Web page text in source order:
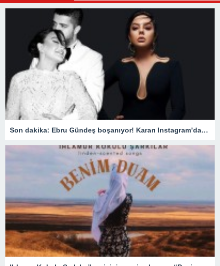
Son dakika: Ebru Gündeş boşanıyor! Kararı Instagram’dan duyurdu